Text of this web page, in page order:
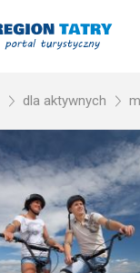
dla aktywnych